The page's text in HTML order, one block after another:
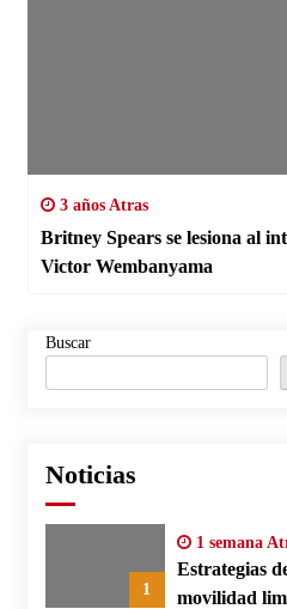
3 años Atras
Britney Spears se lesiona al
Victor Wembanyama
Buscar
Noticias
1
1 semana
Estrategias
movilidad